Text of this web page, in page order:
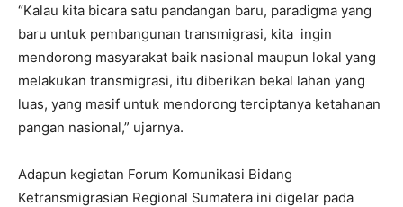
“Kalau kita bicara satu pandangan baru, paradigma yang
baru untuk pembangunan transmigrasi, kita ingin
mendorong masyarakat baik nasional maupun lokal yang
melakukan transmigrasi, itu diberikan bekal lahan yang
luas, yang masif untuk mendorong terciptanya ketahanan
pangan nasional,” ujarnya.
Adapun kegiatan Forum Komunikasi Bidang
Ketransmigrasian Regional Sumatera ini digelar pada